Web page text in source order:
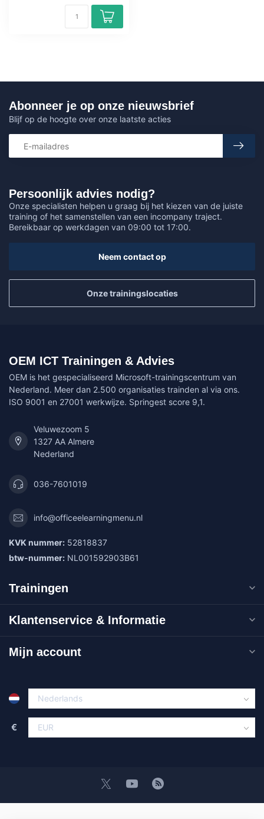
Persoonlijk advies nodig?
Onze specialisten helpen u graag bij het kiezen van de juiste
training of het samenstellen van een incompany traject.
Bereikbaar op werkdagen van 09:00 tot 17:00.
Neem contact op
Onze trainingslocaties
Abonneer je op onze nieuwsbrief
Blijf op de hoogte over onze laatste acties
OEM ICT Trainingen & Advies
OEM is het gespecialiseerd Microsoft-trainingscentrum van
Nederland. Meer dan 2.500 organisaties trainden al via ons.
ISO 9001 en 27001 werkwijze. Springest score 9,1.
Veluwezoom 5
1327 AA Almere
Nederland
036-7601019
info@officeelearningmenu.nl
KVK nummer: 52818837
btw-nummer: NL001592903B61
Trainingen
Klantenservice & Informatie
Mijn account
€